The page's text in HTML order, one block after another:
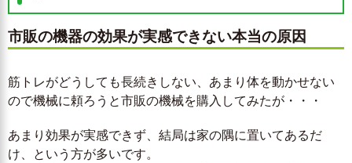
市販の機器の効果が実感できない本当の原因
筋トレがどうしても長続きしない、あまり体を動かせない
ので機械に頼ろうと市販の機械を購入してみたが・・・
あまり効果が実感できず、結局は家の隅に置いてあるだ
け、という方が多いです。